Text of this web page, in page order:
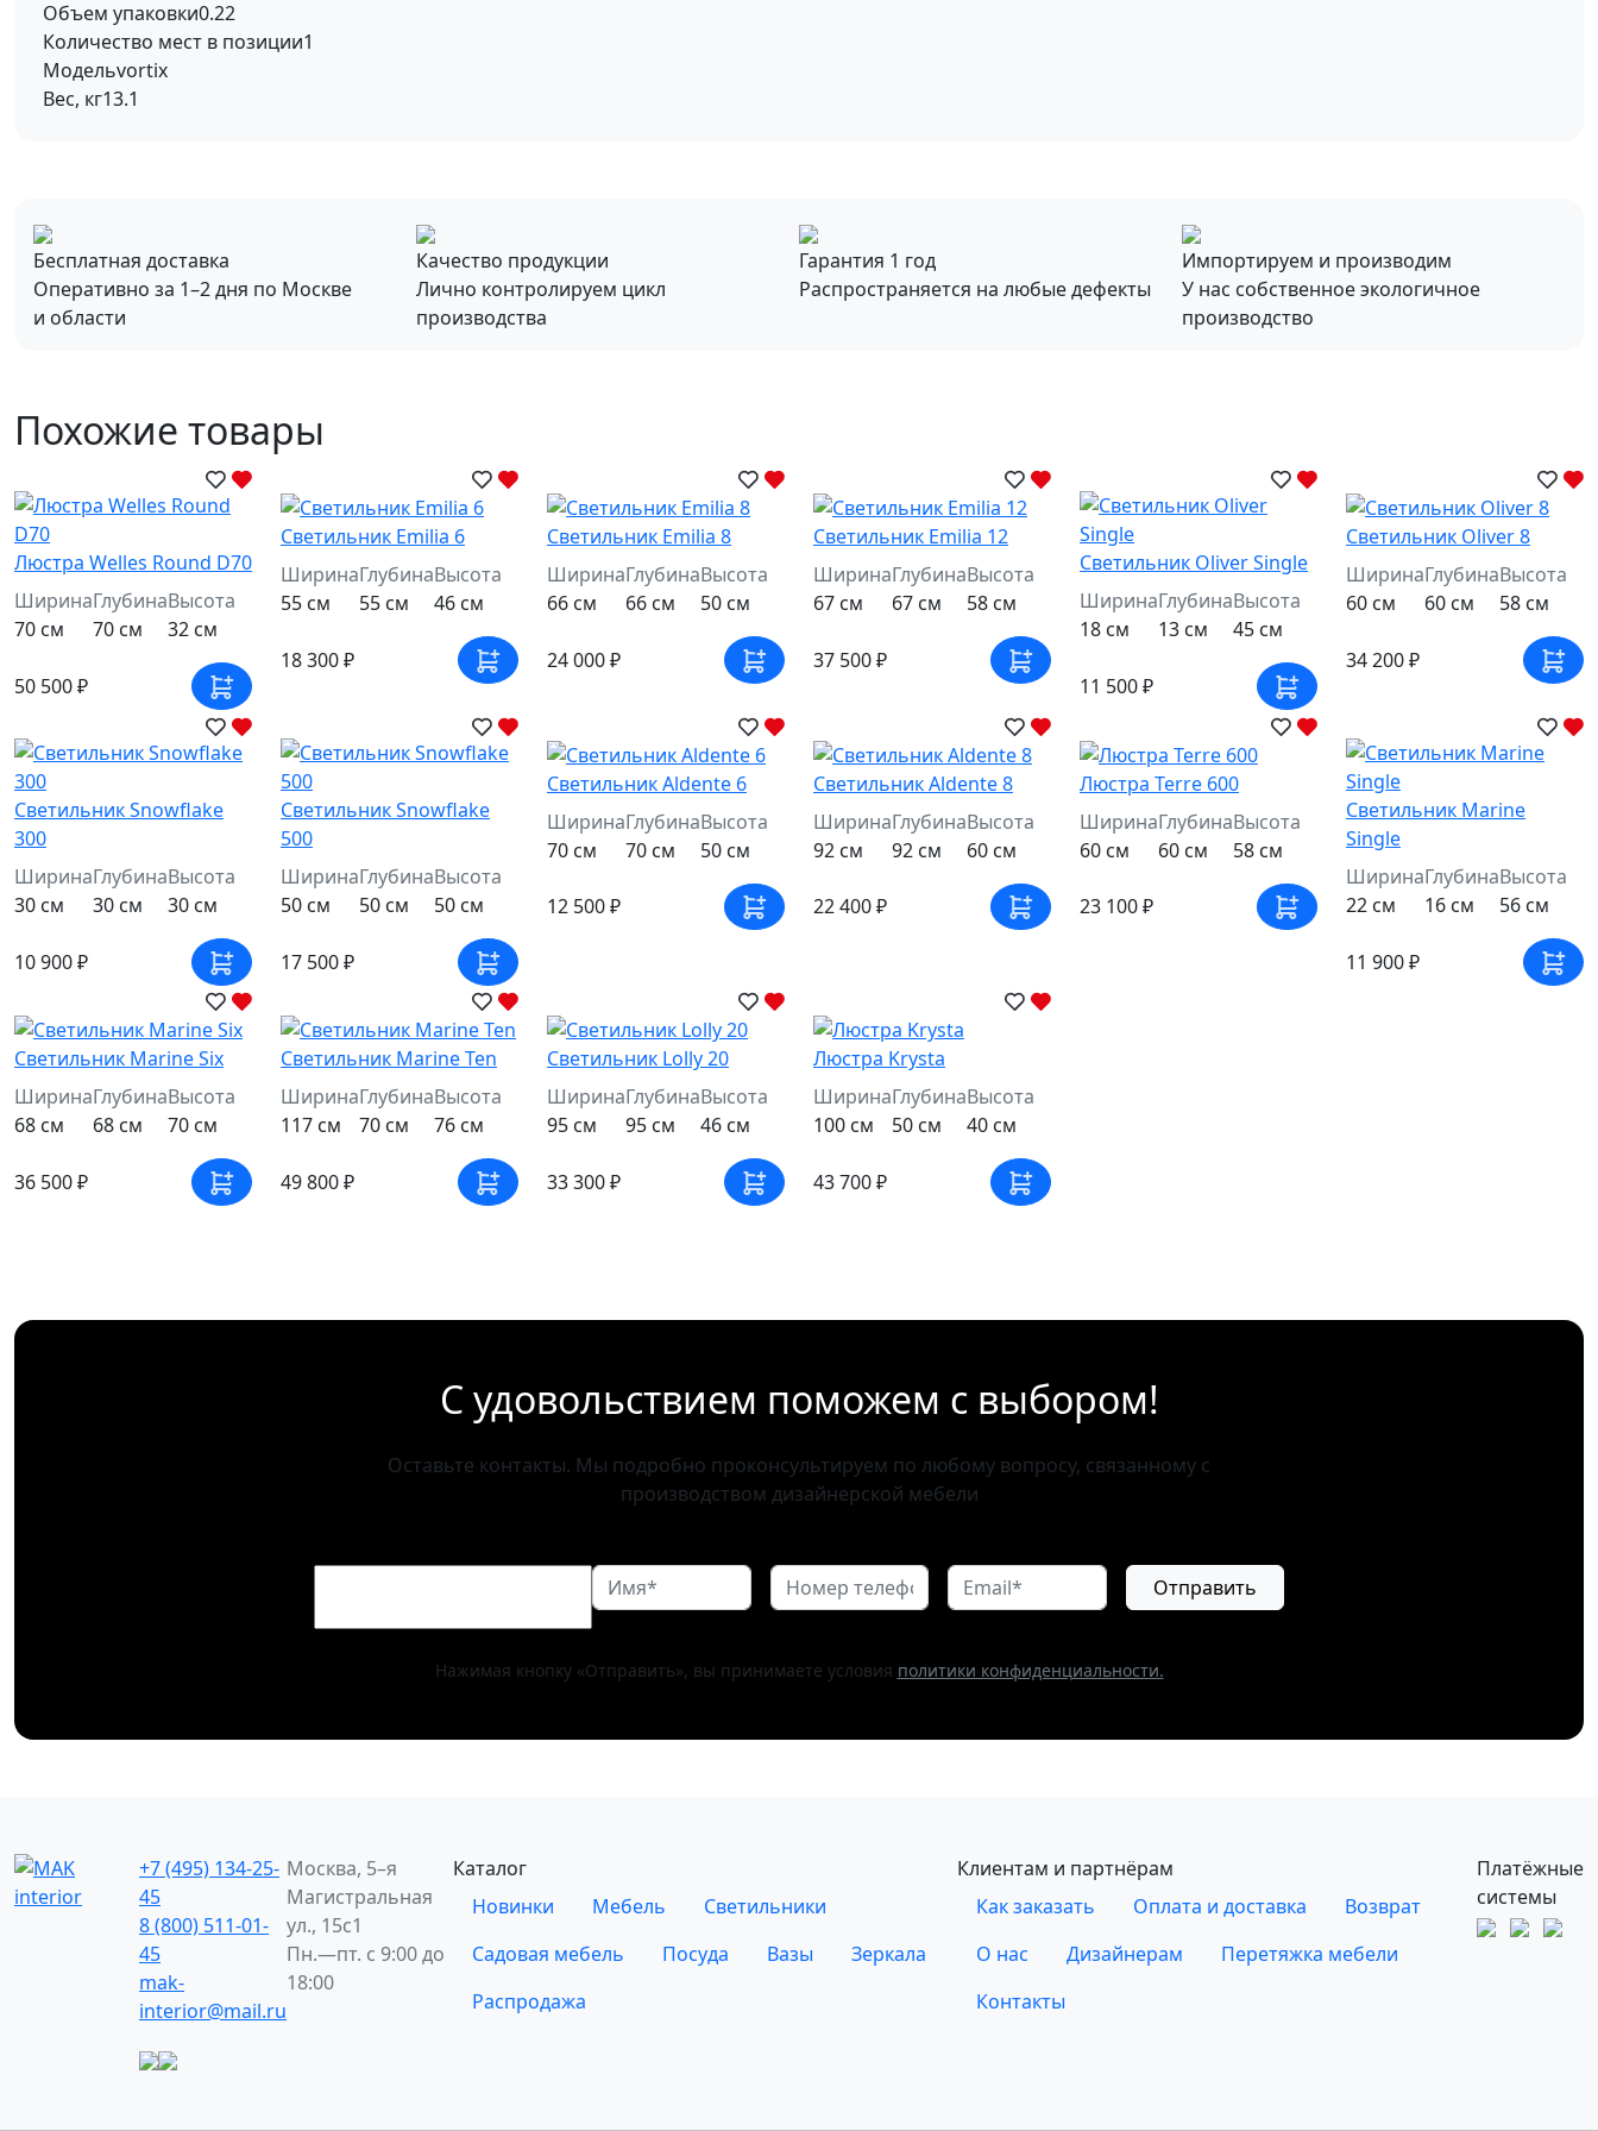
Объем упаковки0.22
Количество мест в позиции1
Модельvortix
Вес, кг13.1
Бесплатная доставка
Оперативно за 1–2 дня по Москве
и области
Качество продукции
Лично контролируем цикл
производства
Гарантия 1 год
Распространяется на любые дефекты
Импортируем и производим
У нас собственное экологичное
производство
Похожие товары
Люстра Welles Round D70
Ширина
70 см
Глубина
70 см
Высота
32 см
50 500 ₽
Светильник Emilia 6
Ширина
55 см
Глубина
55 см
Высота
46 см
18 300 ₽
Светильник Emilia 8
Ширина
66 см
Глубина
66 см
Высота
50 см
24 000 ₽
Светильник Emilia 12
Ширина
67 см
Глубина
67 см
Высота
58 см
37 500 ₽
Светильник Oliver Single
Ширина
18 см
Глубина
13 см
Высота
45 см
11 500 ₽
Светильник Oliver 8
Ширина
60 см
Глубина
60 см
Высота
58 см
34 200 ₽
Светильник Snowflake
300
Ширина
30 см
Глубина
30 см
Высота
30 см
10 900 ₽
Светильник Snowflake
500
Ширина
50 см
Глубина
50 см
Высота
50 см
17 500 ₽
Светильник Aldente 6
Ширина
70 см
Глубина
70 см
Высота
50 см
12 500 ₽
Светильник Aldente 8
Ширина
92 см
Глубина
92 см
Высота
60 см
22 400 ₽
Люстра Terre 600
Ширина
60 см
Глубина
60 см
Высота
58 см
23 100 ₽
Светильник Marine
Single
Ширина
22 см
Глубина
16 см
Высота
56 см
11 900 ₽
Светильник Marine Six
Ширина
68 см
Глубина
68 см
Высота
70 см
36 500 ₽
Светильник Marine Ten
Ширина
117 см
Глубина
70 см
Высота
76 см
49 800 ₽
Светильник Lolly 20
Ширина
95 см
Глубина
95 см
Высота
46 см
33 300 ₽
Люстра Krysta
Ширина
100 см
Глубина
50 см
Высота
40 см
43 700 ₽
С удовольствием поможем с выбором!
Оставьте контакты. Мы подробно проконсультируем по любому вопросу, связанному с
производством дизайнерской мебели
Отправить
Нажимая кнопку «Отправить», вы принимаете условия политики конфиденциальности.
+7 (495) 134-25-
45
8 (800) 511-01-
45
mak-
interior@mail.ru
Москва, 5–я
Магистральная
ул., 15с1
Пн.—пт. с 9:00 до
18:00
Каталог
Новинки
Мебель
Светильники
Садовая мебель
Посуда Вазы
Зеркала
Распродажа
Клиентам и партнёрам
Как заказать
Оплата и доставка
Возврат
О нас
Дизайнерам
Перетяжка мебели
Контакты
Платёжные
системы